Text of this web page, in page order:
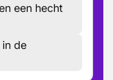
een hecht
de